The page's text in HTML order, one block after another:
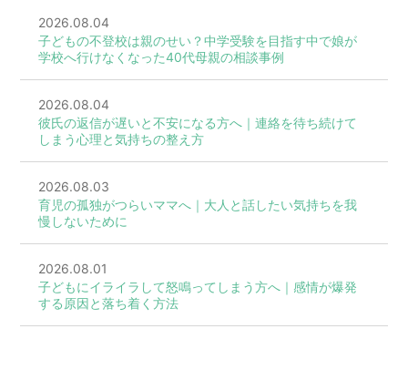
2026.08.04
子どもの不登校は親のせい？中学受験を目指す中で娘が
学校へ行けなくなった40代母親の相談事例
2026.08.04
彼氏の返信が遅いと不安になる方へ｜連絡を待ち続けて
しまう心理と気持ちの整え方
2026.08.03
育児の孤独がつらいママへ｜大人と話したい気持ちを我
慢しないために
2026.08.01
子どもにイライラして怒鳴ってしまう方へ｜感情が爆発
する原因と落ち着く方法